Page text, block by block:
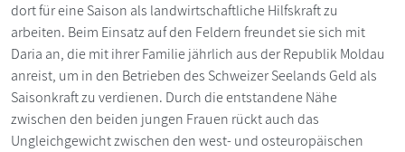
dort für eine Saison als landwirtschaftliche Hilfskraft zu
arbeiten. Beim Einsatz auf den Feldern freundet sie sich mit
Daria an, die mit ihrer Familie jährlich aus der Republik Moldau
anreist, um in den Betrieben des Schweizer Seelands Geld als
Saisonkraft zu verdienen. Durch die entstandene Nähe
zwischen den beiden jungen Frauen rückt auch das
Ungleichgewicht zwischen den west- und osteuropäischen